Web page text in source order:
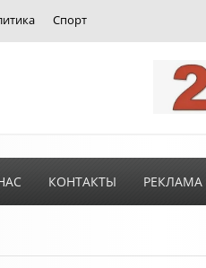
Спорт
КОНТАКТЫ РЕКЛАМА